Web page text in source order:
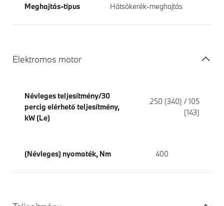
Meghajtás-típus Hátsókerék-meghajtás
Elektromos motor
Névleges teljesítmény/30
percig elérhető teljesítmény,
kW (Le)
250 (340) / 105
(143)
(Névleges) nyomaték, Nm 400